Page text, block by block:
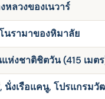
ลวงของเนวาร์
นรามาของหิมาลัย
ห่งชาติชิตวัน (415 เมต
งเรือแคนู, โปรแกรมวั